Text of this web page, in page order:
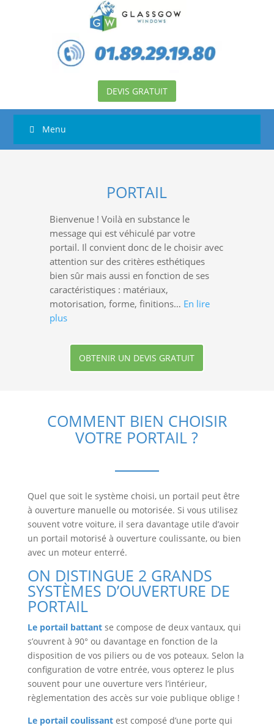
DEVIS GRATUIT
Menu
PORTAIL
Bienvenue ! Voilà en substance le
message qui est véhiculé par votre
portail. Il convient donc de le choisir avec
attention sur des critères esthétiques
bien sûr mais aussi en fonction de ses
caractéristiques : matériaux,
motorisation, forme, finitions… En lire
plus
OBTENIR UN DEVIS GRATUIT
COMMENT BIEN CHOISIR
VOTRE PORTAIL ?
Quel que soit le système choisi, un portail peut être
à ouverture manuelle ou motorisée. Si vous utilisez
souvent votre voiture, il sera davantage utile d’avoir
un portail motorisé à ouverture coulissante, ou bien
avec un moteur enterré.
ON DISTINGUE 2 GRANDS
SYSTÈMES D’OUVERTURE DE
PORTAIL
Le portail battant se compose de deux vantaux, qui
s’ouvrent à 90° ou davantage en fonction de la
disposition de vos piliers ou de vos poteaux. Selon la
configuration de votre entrée, vous opterez le plus
souvent pour une ouverture vers l’intérieur,
règlementation des accès sur voie publique oblige !
Le portail coulissantest composé d’une porte qui